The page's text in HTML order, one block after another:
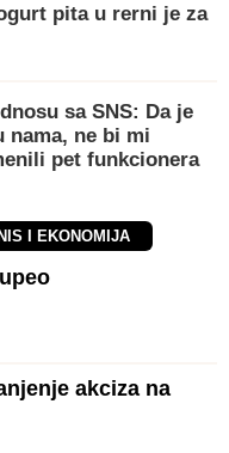
pita u rerni je za
sa SNS: Da je
nama, ne bi mi
pet funkcionera
I EKONOMIJA
akciza na